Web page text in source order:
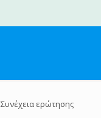
Συνέχεια ερώτησης